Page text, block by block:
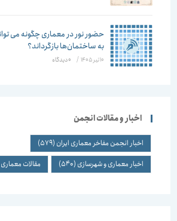
حضور نور در معماری چگونه می تواند
به ساختمان‌ها بازگرداند؟
10 تیر 1405 / ۰ دیدگاه
اخبار و مقالات انجمن
اخبار انجمن مفاخر معماری ایران(579)
اخبار معماری و شهرسازی(540) مقالات معماری و